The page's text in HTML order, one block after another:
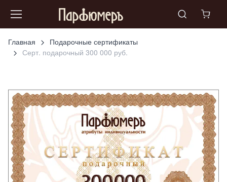
Главная
Подарочные сертификаты
Серт. подарочный 300 000 руб.